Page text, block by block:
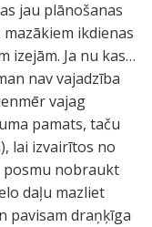
jau plānošanas
ikdienas
izejām. Ja nu kas…
nav vajadzība
vajag
pamats, taču
lai izvairītos no
posmu nobraukt
daļu mazliet
pavisam draņķīga